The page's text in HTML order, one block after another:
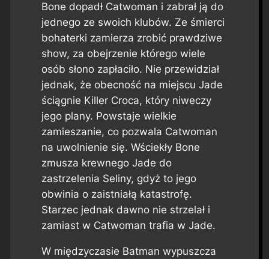
Bone dopadł Catwoman i zabrał ją do
jednego ze swoich klubów. Ze śmierci
bohaterki zamierza zrobić prawdziwe
show, za obejrzenie którego wiele
osób słono zapłaciło. Nie przewidział
jednak, że obecność na miejscu Jade
ściągnie Killer Croca, który niweczy
jego plany. Powstaje wielkie
zamieszanie, co pozwala Catwoman
na uwolnienie się. Wściekły Bone
zmusza krewnego Jade do
zastrzelenia Seliny, gdyż to jego
obwinia o zaistniałą katastrofę.
Starzec jednak dawno nie strzelał i
zamiast w Catwoman trafia w Jade.
W międzyczasie Batman wypuszcza